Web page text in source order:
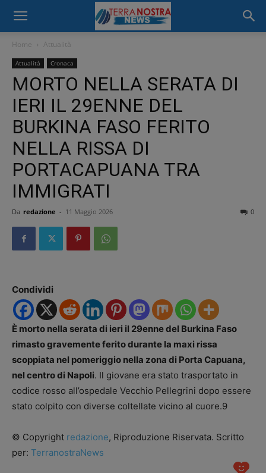
Home Attualità
Attualità Cronaca
MORTO NELLA SERATA DI
IERI IL 29ENNE DEL
BURKINA FASO FERITO
NELLA RISSA DI
PORTACAPUANA TRA
IMMIGRATI
Da redazione - 11 Maggio 2026 0
Condividi
È morto nella serata di ieri il 29enne del Burkina Faso
rimasto gravemente ferito durante la maxi rissa
scoppiata nel pomeriggio nella zona di Porta Capuana,
nel centro di Napoli. Il giovane era stato trasportato in
codice rosso all’ospedale Vecchio Pellegrini dopo essere
stato colpito con diverse coltellate vicino al cuore.9
© Copyright redazione, Riproduzione Riservata. Scritto
per: TerranostraNews